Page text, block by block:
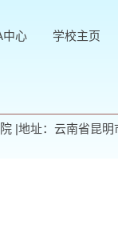
中心 学校主页
|地址：云南省昆